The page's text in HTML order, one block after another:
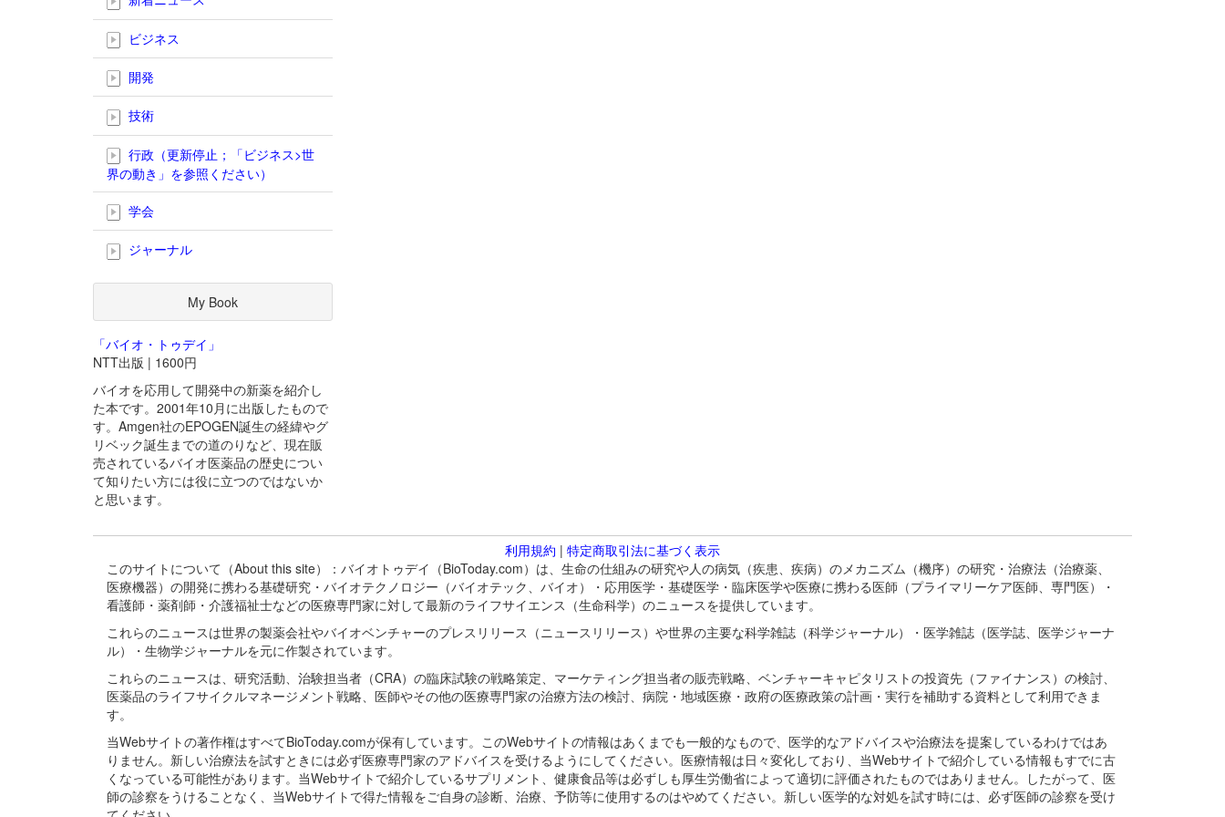
ビジネス
開発
技術
行政（更新停止；「ビジネス>世
界の動き」を参照ください）
学会
ジャーナル
My Book
「バイオ・トゥデイ」
NTT出版 | 1600円
バイオを応用して開発中の新薬を紹介し
た本です。2001年10月に出版したもので
す。Amgen社のEPOGEN誕生の経緯やグ
リベック誕生までの道のりなど、現在販
売されているバイオ医薬品の歴史につい
て知りたい方には役に立つのではないか
と思います。
利用規約 | 特定商取引法に基づく表示
このサイトについて（About this site）：バイオトゥデイ（BioToday.com）は、生命の仕組みの研究や人の病気（疾患、疾病）のメカニズム（機序）の研究・治療法（治療薬、
医療機器）の開発に携わる基礎研究・バイオテクノロジー（バイオテック、バイオ）・応用医学・基礎医学・臨床医学や医療に携わる医師（プライマリーケア医師、専門医）・
看護師・薬剤師・介護福祉士などの医療専門家に対して最新のライフサイエンス（生命科学）のニュースを提供しています。
これらのニュースは世界の製薬会社やバイオベンチャーのプレスリリース（ニュースリリース）や世界の主要な科学雑誌（科学ジャーナル）・医学雑誌（医学誌、医学ジャーナ
ル）・生物学ジャーナルを元に作製されています。
これらのニュースは、研究活動、治験担当者（CRA）の臨床試験の戦略策定、マーケティング担当者の販売戦略、ベンチャーキャピタリストの投資先（ファイナンス）の検討、
医薬品のライフサイクルマネージメント戦略、医師やその他の医療専門家の治療方法の検討、病院・地域医療・政府の医療政策の計画・実行を補助する資料として利用できま
す。
当Webサイトの著作権はすべてBioToday.comが保有しています。このWebサイトの情報はあくまでも一般的なもので、医学的なアドバイスや治療法を提案しているわけではあ
りません。新しい治療法を試すときには必ず医療専門家のアドバイスを受けるようにしてください。医療情報は日々変化しており、当Webサイトで紹介している情報もすでに古
くなっている可能性があります。当Webサイトで紹介しているサプリメント、健康食品等は必ずしも厚生労働省によって適切に評価されたものではありません。したがって、医
師の診察をうけることなく、当Webサイトで得た情報をご自身の診断、治療、予防等に使用するのはやめてください。新しい医学的な対処を試す時には、必ず医師の診察を受け